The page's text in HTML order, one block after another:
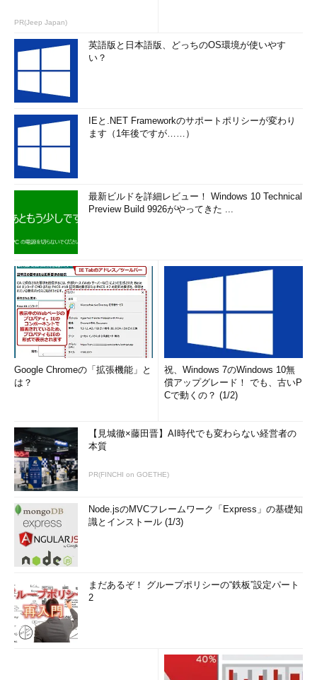
PR(Jeep Japan)
英語版と日本語版、どっちのOS環境が使いやす
い？
IEと.NET Frameworkのサポートポリシーが変わり
ます（1年後ですが……）
最新ビルドを詳細レビュー！ Windows 10 Technical
Preview Build 9926がやってきた ...
Google Chromeの「拡張機能」と
は？
祝、Windows 7のWindows 10無
償アップグレード！ でも、古いP
Cで動くの？ (1/2)
【見城徹×藤田晋】AI時代でも変わらない経営者の
本質
PR(FINCHI on GOETHE)
Node.jsのMVCフレームワーク「Express」の基礎知
識とインストール (1/3)
まだあるぞ！ グループポリシーの“鉄板”設定パート
2